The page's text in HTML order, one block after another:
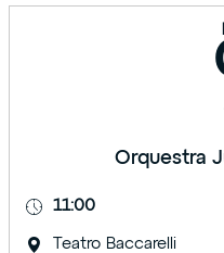
Orquestra
11:00
Teatro Baccarelli